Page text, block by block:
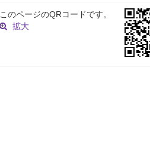
このページのQRコードです。
拡大